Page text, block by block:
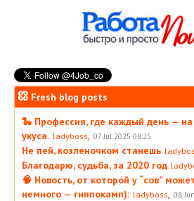
Fresh blog posts
🐍 Профессия, где каждый день — на
укуса. ladyboss 07 Jul 2025 08:25
Не пей, козленочком станешь
Благодарю, судьба, за 2020 год
🧠 Новость, от которой у “сов”
немного — гиппокамп): ladyboss 08